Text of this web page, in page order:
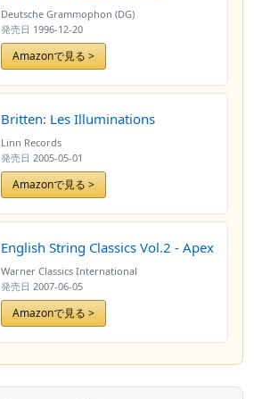
Deutsche Grammophon (DG)
発売日 1996-12-20
Amazonで見る >
Britten: Les Illuminations
Linn Records
発売日 2005-05-01
Amazonで見る >
English String Classics Vol.2 - Apex
Warner Classics International
発売日 2007-06-05
Amazonで見る >